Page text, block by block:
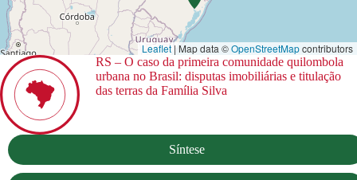
Leaflet | Map data ©OpenStreetMapcontributors
RS – O caso da primeira comunidade quilombola
urbana no Brasil: disputas imobiliárias e titulação
das terras da Família Silva
Síntese